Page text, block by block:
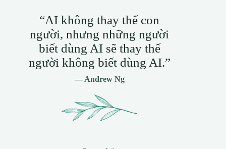
“AI không thay thế con
người, nhưng những người
biết dùng AI sẽ thay thế
người không biết dùng AI.”
— Andrew Ng